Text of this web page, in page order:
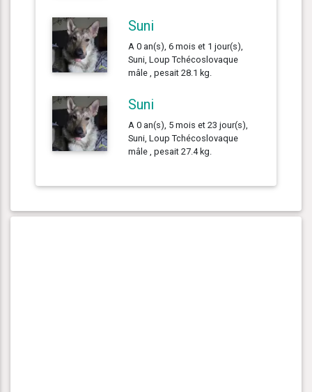
Suni
A 0 an(s), 6 mois et 1 jour(s),
Suni, Loup Tchécoslovaque
mâle , pesait 28.1 kg.
Suni
A 0 an(s), 5 mois et 23 jour(s),
Suni, Loup Tchécoslovaque
mâle , pesait 27.4 kg.